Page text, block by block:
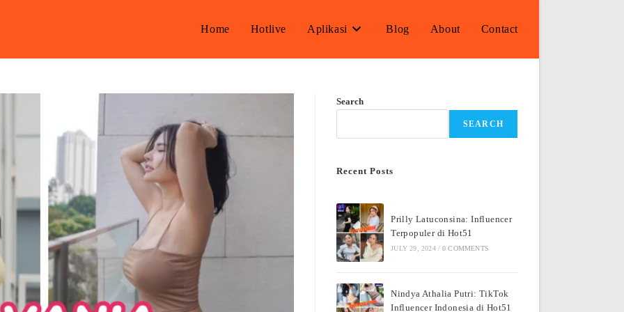
Home Hotlive Aplikasi Blog About Contact
Search
SEARCH
Recent Posts
Prilly Latuconsina: Influencer
Terpopuler di Hot51
JULY 29, 2024 / 0 COMMENTS
Nindya Athalia Putri: TikTok
Influencer Indonesia di Hot51